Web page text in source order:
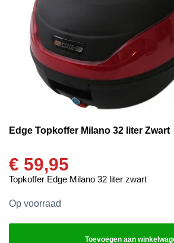
Edge Topkoffer Milano 32 liter Zwart
€ 59,95
Topkoffer Edge Milano 32 liter zwart
Op voorraad
Toevoegen aan